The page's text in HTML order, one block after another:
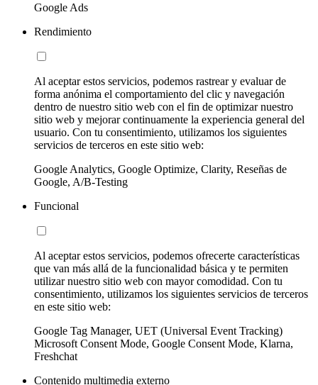
Google Ads
Rendimiento
Al aceptar estos servicios, podemos rastrear y evaluar de
forma anónima el comportamiento del clic y navegación
dentro de nuestro sitio web con el fin de optimizar nuestro
sitio web y mejorar continuamente la experiencia general del
usuario. Con tu consentimiento, utilizamos los siguientes
servicios de terceros en este sitio web:
Google Analytics, Google Optimize, Clarity, Reseñas de
Google, A/B-Testing
Funcional
Al aceptar estos servicios, podemos ofrecerte características
que van más allá de la funcionalidad básica y te permiten
utilizar nuestro sitio web con mayor comodidad. Con tu
consentimiento, utilizamos los siguientes servicios de terceros
en este sitio web:
Google Tag Manager, UET (Universal Event Tracking)
Microsoft Consent Mode, Google Consent Mode, Klarna,
Freshchat
Contenido multimedia externo